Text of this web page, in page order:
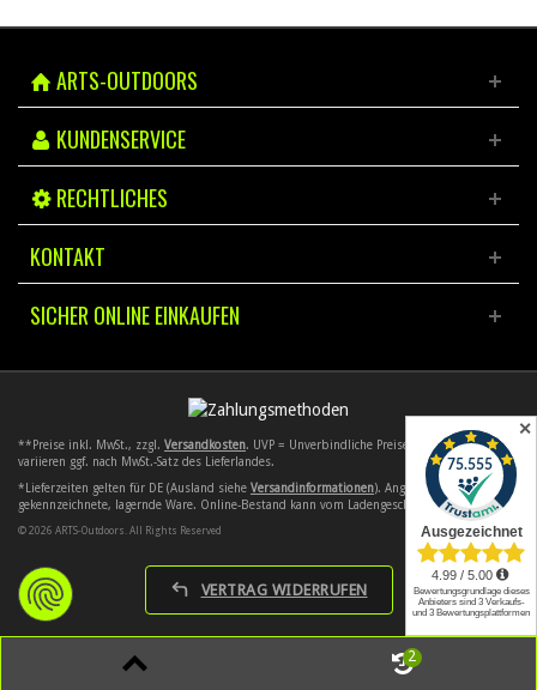
ARTS-OUTDOORS
KUNDENSERVICE
RECHTLICHES
KONTAKT
SICHER ONLINE EINKAUFEN
VERTRAG WIDERRUFEN
**Preise inkl. MwSt., zzgl. Versandkosten. UVP = Unverbindliche Preisempfehlung. Preise
variieren ggf. nach MwSt.-Satz des Lieferlandes.
*Lieferzeiten gelten für DE (Ausland siehe Versandinformationen). Angebote gelten nur für
gekennzeichnete, lagernde Ware. Online-Bestand kann vom Ladengeschäft abweichen.
© 2026 ARTS-Outdoors. All Rights Reserved
2
✕